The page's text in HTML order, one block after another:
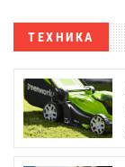
ТЕХНИКА